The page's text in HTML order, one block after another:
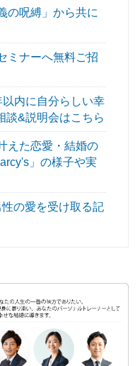
の呪縛」から共に
ミナーへ無料ご招
内に自分らしい幸
談&説明会はこちら
えた恋愛・結婚の
」の様子や実
の愛を受け取る記